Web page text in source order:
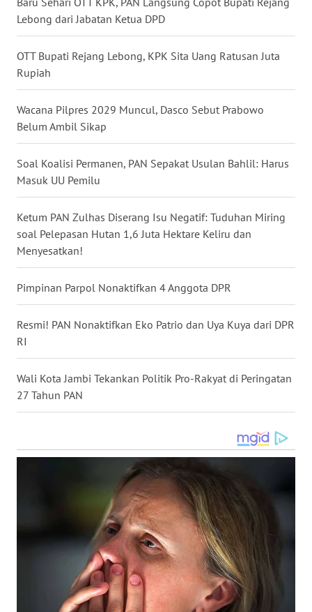
Lebong dari Jabatan Ketua DPD
OTT Bupati Rejang Lebong, KPK Sita Uang Ratusan Juta
Rupiah
Wacana Pilpres 2029 Muncul, Dasco Sebut Prabowo
Belum Ambil Sikap
Soal Koalisi Permanen, PAN Sepakat Usulan Bahlil: Harus
Masuk UU Pemilu
Ketum PAN Zulhas Diserang Isu Negatif: Tuduhan Miring
soal Pelepasan Hutan 1,6 Juta Hektare Keliru dan
Menyesatkan!
Pimpinan Parpol Nonaktifkan 4 Anggota DPR
Resmi! PAN Nonaktifkan Eko Patrio dan Uya Kuya dari DPR
RI
Wali Kota Jambi Tekankan Politik Pro-Rakyat di Peringatan
27 Tahun PAN
WN
DAIRI
WN
DANAU
TOBA
WN
NIAS
WN
SELATAN
LESUNG
WN
SIMALUNGUN
LABUHANBATU